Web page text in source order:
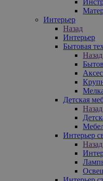
Интерьер
Назад
Интерьер
Бытовая
Назад
Детская
Назад
Интерьер
Назад